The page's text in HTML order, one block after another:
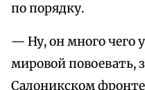
по порядку.
— Ну, он много чего
мировой повоевать,
Салоникском